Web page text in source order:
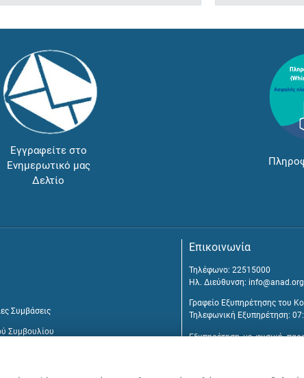
Εγγραφείτε στο
Ενημερωτικό μας
Δελτίο
Συμβάσεις
Συμβουλίου
Επικοινωνία
Τηλέφωνο: 22515000
Ηλ. Διεύθυνση:
Γραφείο Εξυπηρέτησης του
Τηλεφωνική Εξυπηρέτηση:
Εξυπηρέτηση με φυσική